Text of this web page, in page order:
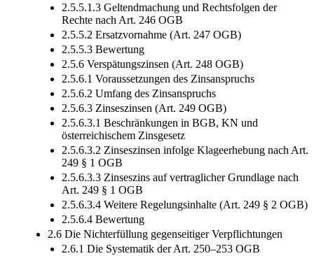
2.5.5.1.3 Geltendmachung und Rechtsfolgen der
Rechte nach Art. 246 OGB
2.5.5.2 Ersatzvornahme (Art. 247 OGB)
2.5.5.3 Bewertung
2.5.6 Verspätungszinsen (Art. 248 OGB)
2.5.6.1 Voraussetzungen des Zinsanspruchs
2.5.6.2 Umfang des Zinsanspruchs
2.5.6.3 Zinseszinsen (Art. 249 OGB)
2.5.6.3.1 Beschränkungen in BGB, KN und
österreichischem Zinsgesetz
2.5.6.3.2 Zinseszinsen infolge Klageerhebung nach Art.
249 § 1 OGB
2.5.6.3.3 Zinseszins auf vertraglicher Grundlage nach
Art. 249 § 1 OGB
2.5.6.3.4 Weitere Regelungsinhalte (Art. 249 § 2 OGB)
2.5.6.4 Bewertung
2.6 Die Nichterfüllung gegenseitiger Verpflichtungen
2.6.1 Die Systematik der Art. 250–253 OGB